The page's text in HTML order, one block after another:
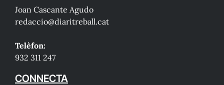
Joan Cascante Agudo
redaccio@diaritreball.cat
Telèfon:
932 311 247
CONNECTA